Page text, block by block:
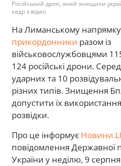
Російський дрон, який знищили
кадр з відео
На Лиманському напрямку
прикордонники разом із
військовослужбовцями
124 російські дрони.
ударних та 10
різних типів. Знищення
допустити їх використання
розвідки.
Про це інформує
повідомлення Державної
України у неділю, 9